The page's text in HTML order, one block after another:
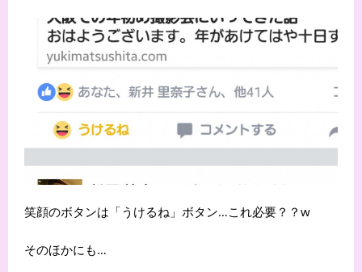
笑顔のボタンは「うけるね」ボタン…これ必要？？w
そのほかにも…